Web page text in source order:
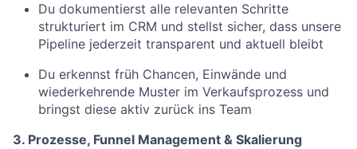
Du dokumentierst alle relevanten Schritte
strukturiert im CRM und stellst sicher, dass unsere
Pipeline jederzeit transparent und aktuell bleibt
Du erkennst früh Chancen, Einwände und
wiederkehrende Muster im Verkaufsprozess und
bringst diese aktiv zurück ins Team
3. Prozesse, Funnel Management & Skalierung